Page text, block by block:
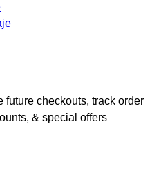
future checkouts, track order
& special offers